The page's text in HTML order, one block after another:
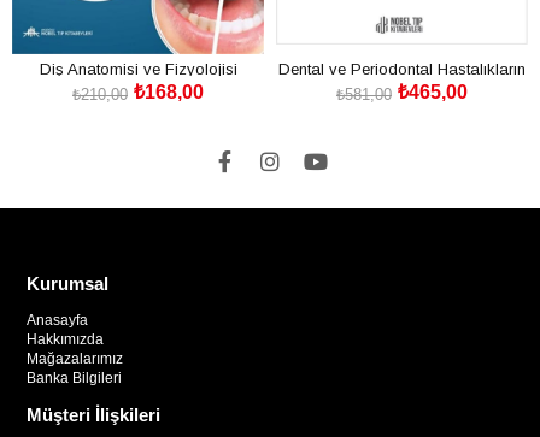
Diş Anatomisi ve Fizyolojisi
₺168,00
₺210,00
Dental ve Periodontal Hastalıkların
Mikrobiyolojisi ve İmmünolojisi
₺465,00
₺581,00
Kurumsal
Anasayfa
Hakkımızda
Mağazalarımız
Banka Bilgileri
Müşteri İlişkileri